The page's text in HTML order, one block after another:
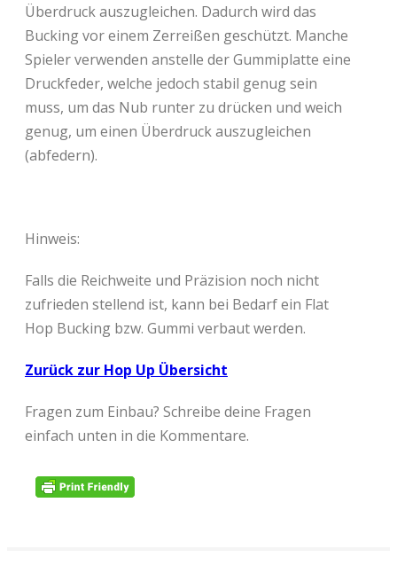
Überdruck auszugleichen. Dadurch wird das
Bucking vor einem Zerreißen geschützt. Manche
Spieler verwenden anstelle der Gummiplatte eine
Druckfeder, welche jedoch stabil genug sein
muss, um das Nub runter zu drücken und weich
genug, um einen Überdruck auszugleichen
(abfedern).
Hinweis:
Falls die Reichweite und Präzision noch nicht
zufrieden stellend ist, kann bei Bedarf ein Flat
Hop Bucking bzw. Gummi verbaut werden.
Zurück zur Hop Up Übersicht
Fragen zum Einbau? Schreibe deine Fragen
einfach unten in die Kommentare.